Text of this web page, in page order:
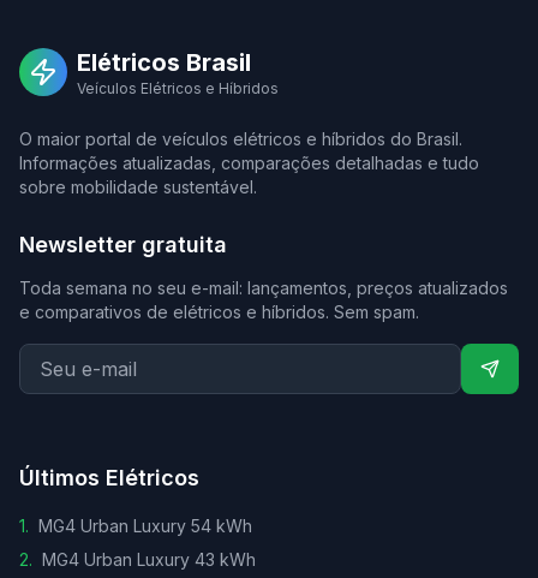
Elétricos Brasil
Veículos Elétricos e Híbridos
O maior portal de veículos elétricos e híbridos do Brasil.
Informações atualizadas, comparações detalhadas e tudo
sobre mobilidade sustentável.
Newsletter gratuita
Toda semana no seu e-mail: lançamentos, preços atualizados
e comparativos de elétricos e híbridos. Sem spam.
Últimos Elétricos
1. MG4 Urban Luxury 54 kWh
2. MG4 Urban Luxury 43 kWh